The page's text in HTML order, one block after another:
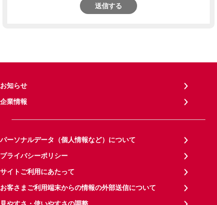
送信する
お知らせ
企業情報
パーソナルデータ（個人情報など）について
プライバシーポリシー
サイトご利用にあたって
お客さまご利用端末からの情報の外部送信について